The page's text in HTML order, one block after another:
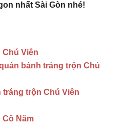
nhất Sài Gòn nhé!
Chú Viên
bánh tráng trộn Chú
trộn Chú Viên
Cô Năm